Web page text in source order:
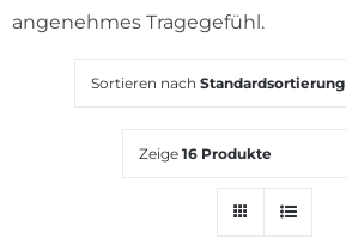
KARRIERE
angenehmes Tragegefühl.
Sortieren nach Standardsortierung
Zeige 16 Produkte